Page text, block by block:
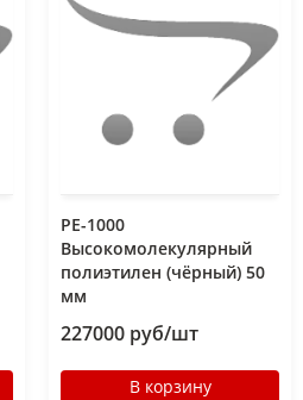
РЕ-1000
Высокомолекулярный
полиэтилен (чёрный) 50
мм
227000 руб/шт
В корзину